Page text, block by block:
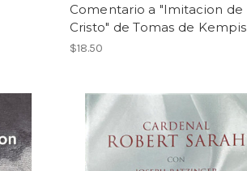
Comentario a "Imitacion de
Cristo" de Tomas de Kempis
$18.50